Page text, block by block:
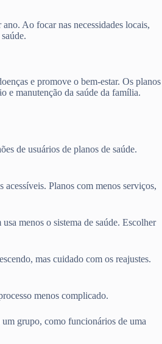
Ao focar nas necessidades locais,
e promove o bem-estar. Os planos
e manutenção da saúde da família.
de usuários de planos de saúde.
Planos com menos serviços,
menos o sistema de saúde. Escolher
mas cuidado com os reajustes.
menos complicado.
um grupo, como funcionários de uma